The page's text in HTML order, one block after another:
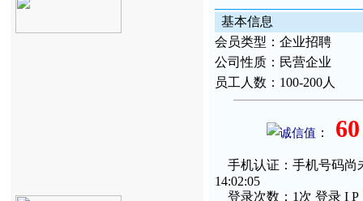
基本信息
会 员类型： 企业招聘
公司性质： 民营企业
员工 人数： 100-200人
诚信值 ： 60
手机认证：手机号码尚
14:02:05
登录次数：1次 登录 I P